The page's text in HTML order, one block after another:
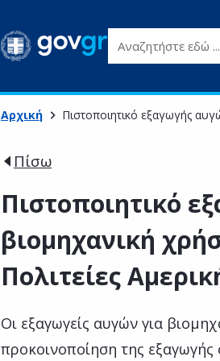
Αναζητήστε εδώ ...
Αρχική Πιστοποιητικό εξαγωγής
Πίσω
Πιστοποιητικό
βιομηχανική
Πολιτείες
Οι εξαγωγείς αυγών για
προκοινοποίηση της εξαγωγής